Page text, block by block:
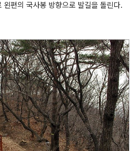
왼편의 국사봉 방향으로 발길을 돌린다.